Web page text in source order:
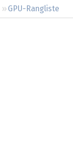
GPU-Rangliste